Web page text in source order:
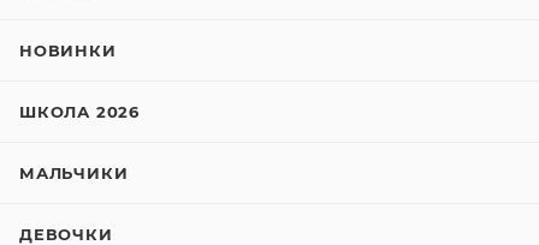
НОВИНКИ
ШКОЛА 2026
МАЛЬЧИКИ
ДЕВОЧКИ